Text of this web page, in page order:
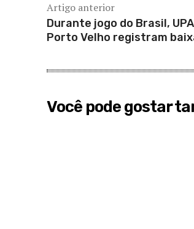
Artigo anterior
Durante jogo do Brasil,
Porto Velho registram
Você pode gostar